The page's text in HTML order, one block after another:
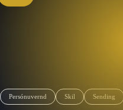
Persónuvernd Skil Sending